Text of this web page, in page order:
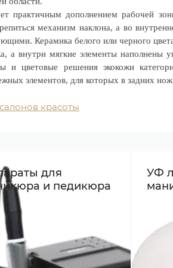
практичным дополнением рабочей
механизм наклона, а во
Керамика белого или черного
а внутри мягкие элементы наполнены
цветовые решения экокожи
элементов, для которых в задних
красоты
для
и педикюра
УФ